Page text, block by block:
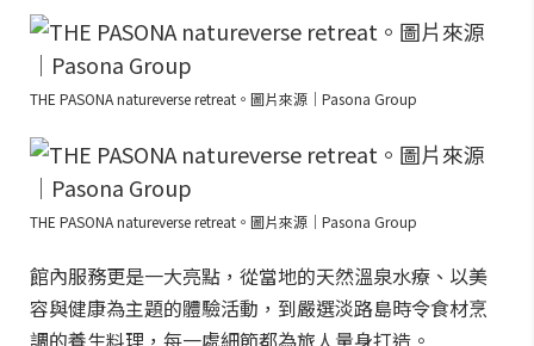
THE PASONA natureverse retreat。圖片來源｜Pasona Group
THE PASONA natureverse retreat。圖片來源｜Pasona Group
館內服務更是一大亮點，從當地的天然溫泉水療、以美
容與健康為主題的體驗活動，到嚴選淡路島時令食材烹
調的養生料理，每一處細節都為旅人量身打造。